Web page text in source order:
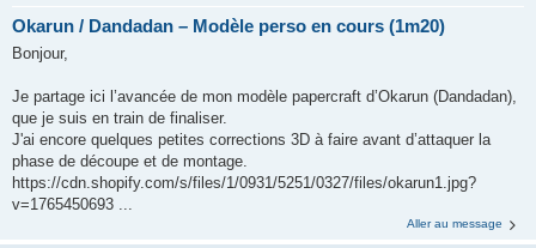
Okarun / Dandadan – Modèle perso en cours (1m20)
Bonjour,
Je partage ici l’avancée de mon modèle papercraft d’Okarun (Dandadan),
que je suis en train de finaliser.
J'ai encore quelques petites corrections 3D à faire avant d’attaquer la
phase de découpe et de montage.
https://cdn.shopify.com/s/files/1/0931/5251/0327/files/okarun1.jpg?
v=1765450693 ...
Aller au message